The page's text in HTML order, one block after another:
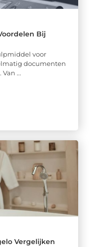
Bij
voor
documenten
...
Vergelijken